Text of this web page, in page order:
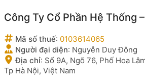
Công Ty Cổ Phần Hệ Thống
Mã số thuế: 0103614065
Người đại diện: Nguyễn Duy Đông
Địa chỉ: Số 9A, Ngõ 76, Phố Hoa
Tp Hà Nội, Việt Nam